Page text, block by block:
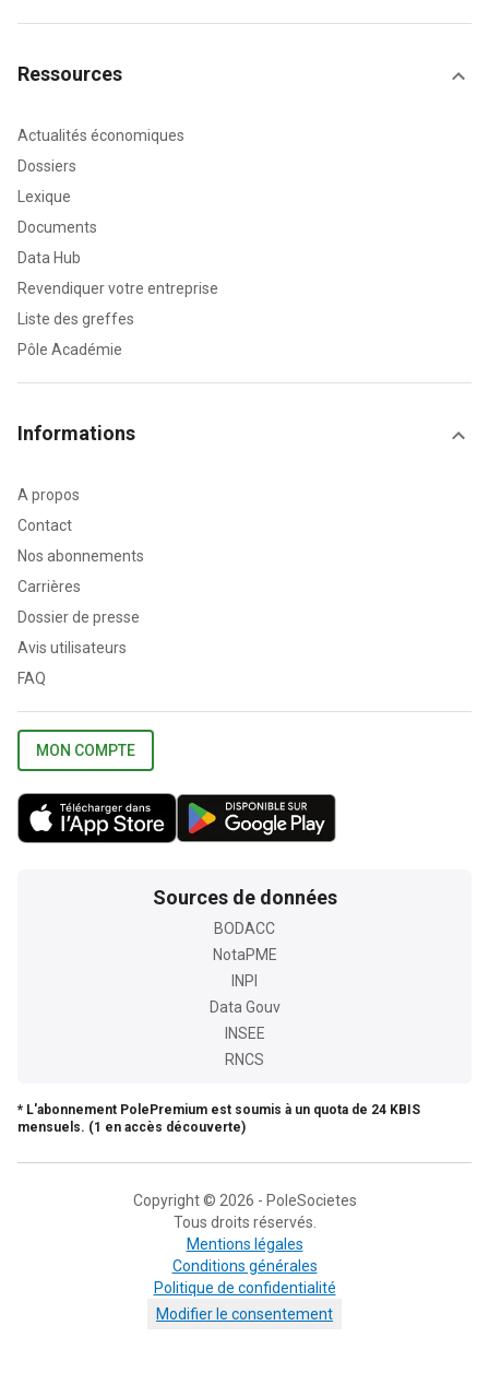
Ressources
Actualités économiques
Dossiers
Lexique
Documents
Data Hub
Revendiquer votre entreprise
Liste des greffes
Pôle Académie
Informations
A propos
Contact
Nos abonnements
Carrières
Dossier de presse
Avis utilisateurs
FAQ
MON COMPTE
Sources de données
BODACC
NotaPME
INPI
Data Gouv
INSEE
RNCS
* L'abonnement PolePremium est soumis à un quota de 24 KBIS
mensuels. (1 en accès découverte)
Copyright © 2026 - PoleSocietes
Tous droits réservés.
Mentions légales
Conditions générales
Politique de confidentialité
Modifier le consentement